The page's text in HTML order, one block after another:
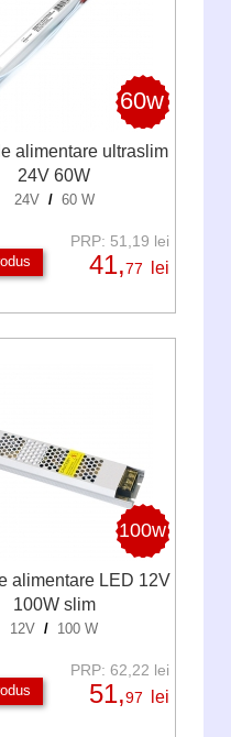
60w
alimentare ultraslim
24V 60W
24V / 60 W
PRP: 51,19 lei
41,77 lei
100w
alimentare LED 12V
100W slim
12V / 100 W
PRP: 62,22 lei
51,97 lei